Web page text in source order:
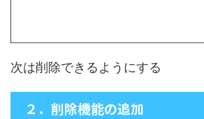
次は削除できるようにする
２．削除機能の追加